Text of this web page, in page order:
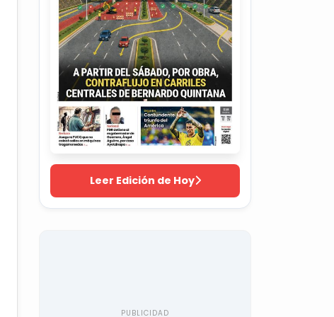
Leer Edición de Hoy